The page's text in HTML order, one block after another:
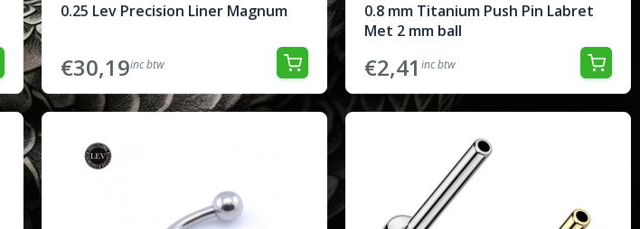
0.25 Lev Precision Liner Magnum
€30,19inc btw
0.8 mm Titanium Push Pin Labret
Met 2 mm ball
€2,41 inc btw